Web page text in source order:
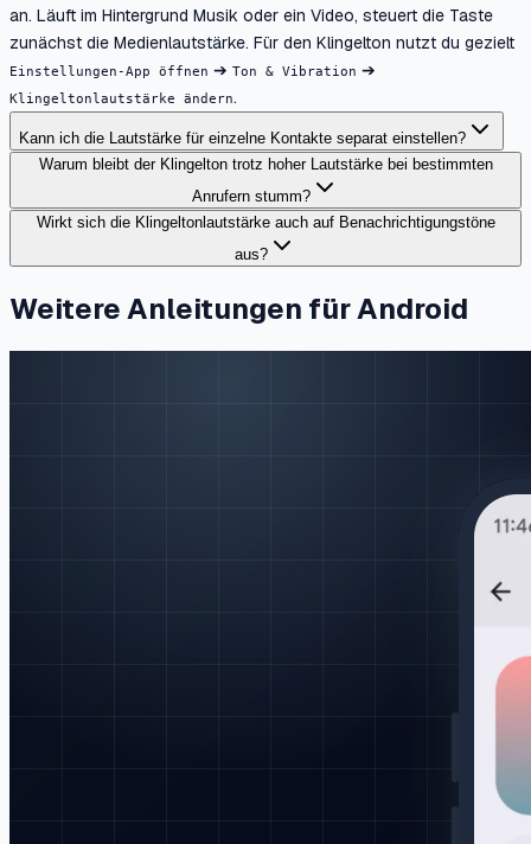
an. Läuft im Hintergrund Musik oder ein Video, steuert die Taste
zunächst die Medienlautstärke. Für den Klingelton nutzt du gezielt
Einstellungen-App öffnen ➔ Ton & Vibration ➔
Klingeltonlautstärke ändern.
Kann ich die Lautstärke für einzelne Kontakte separat einstellen?
Warum bleibt der Klingelton trotz hoher Lautstärke bei bestimmten
Anrufern stumm?
Wirkt sich die Klingeltonlautstärke auch auf Benachrichtigungstöne
aus?
Weitere Anleitungen für Android